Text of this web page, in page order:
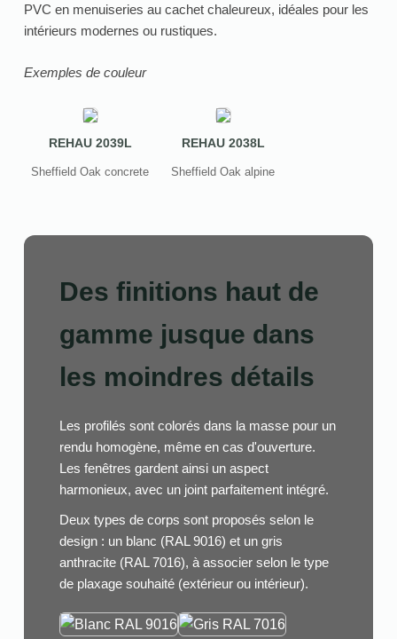
PVC en menuiseries au cachet chaleureux, idéales pour les
intérieurs modernes ou rustiques.
Exemples de couleur
REHAU 2039L
Sheffield Oak concrete
REHAU 2038L
Sheffield Oak alpine
Des finitions haut de
gamme jusque dans
les moindres détails
Les profilés sont colorés dans la masse pour un
rendu homogène, même en cas d'ouverture.
Les fenêtres gardent ainsi un aspect
harmonieux, avec un joint parfaitement intégré.
Deux types de corps sont proposés selon le
design : un blanc (RAL 9016) et un gris
anthracite (RAL 7016), à associer selon le type
de plaxage souhaité (extérieur ou intérieur).